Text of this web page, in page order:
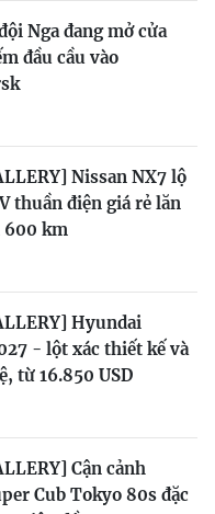
Nga đang mở cửa
đầu cầu vào
Nissan NX7 lộ
thuần điện giá rẻ lăn
600 km
Hyundai
- lột xác thiết kế và
từ 16.850 USD
Cận cảnh
Cub Tokyo 80s đặc